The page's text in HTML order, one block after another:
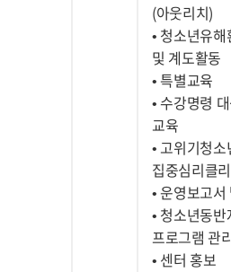
(아웃리치)
• 청소년유
및 계도활동
• 특별교육
• 수강명령
교육
• 고위기청소
집중심리클
• 운영보고서
• 청소년동반
프로그램 관
• 센터 홍보